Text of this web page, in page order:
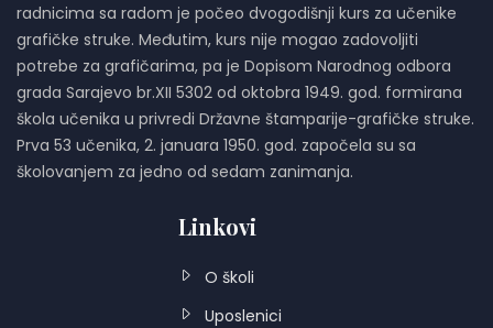
radnicima sa radom je počeo dvogodišnji kurs za učenike
grafičke struke. Međutim, kurs nije mogao zadovoljiti
potrebe za grafičarima, pa je Dopisom Narodnog odbora
grada Sarajevo br.XII 5302 od oktobra 1949. god. formirana
škola učenika u privredi Državne štamparije-grafičke struke.
Prva 53 učenika, 2. januara 1950. god. započela su sa
školovanjem za jedno od sedam zanimanja.
Linkovi
O školi
Uposlenici